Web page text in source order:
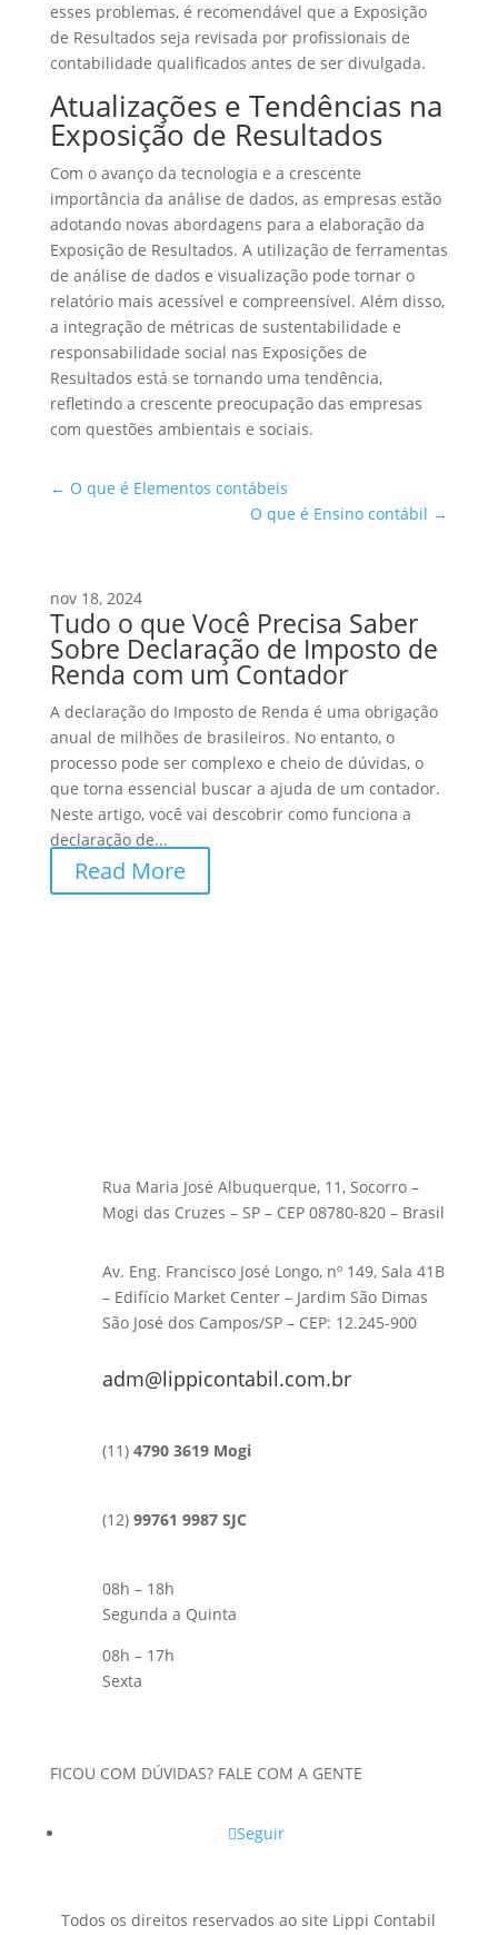
esses problemas, é recomendável que a Exposição
de Resultados seja revisada por profissionais de
contabilidade qualificados antes de ser divulgada.
Atualizações e Tendências na
Exposição de Resultados
Com o avanço da tecnologia e a crescente
importância da análise de dados, as empresas estão
adotando novas abordagens para a elaboração da
Exposição de Resultados. A utilização de ferramentas
de análise de dados e visualização pode tornar o
relatório mais acessível e compreensível. Além disso,
a integração de métricas de sustentabilidade e
responsabilidade social nas Exposições de
Resultados está se tornando uma tendência,
refletindo a crescente preocupação das empresas
com questões ambientais e sociais.
← O que é Elementos contábeis
O que é Ensino contábil →
nov 18, 2024
Tudo o que Você Precisa Saber
Sobre Declaração de Imposto de
Renda com um Contador
A declaração do Imposto de Renda é uma obrigação
anual de milhões de brasileiros. No entanto, o
processo pode ser complexo e cheio de dúvidas, o
que torna essencial buscar a ajuda de um contador.
Neste artigo, você vai descobrir como funciona a
declaração de...
Read More
Rua Maria José Albuquerque, 11, Socorro –
Mogi das Cruzes – SP – CEP 08780-820 – Brasil
Av. Eng. Francisco José Longo, nº 149, Sala 41B
– Edifício Market Center – Jardim São Dimas
São José dos Campos/SP – CEP: 12.245-900
adm@lippicontabil.com.br
(11) 4790 3619 Mogi
(12) 99761 9987 SJC
08h – 18h
Segunda a Quinta
08h – 17h
Sexta
FICOU COM DÚVIDAS? FALE COM A GENTE
Seguir
Todos os direitos reservados ao site Lippi Contabil